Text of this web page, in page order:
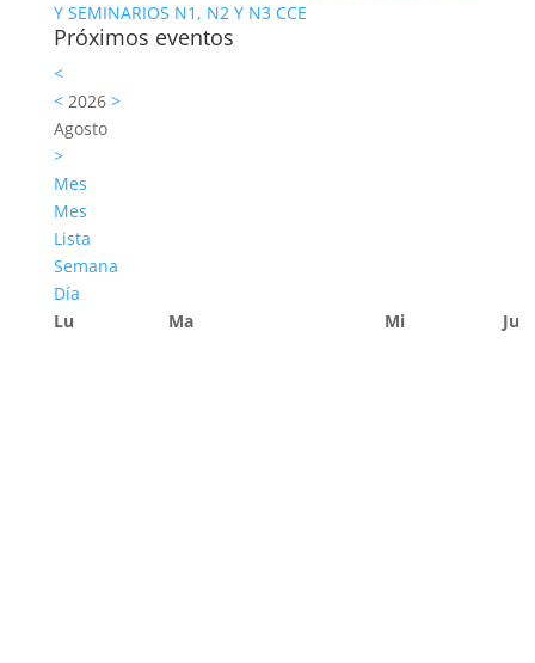
Y SEMINARIOS N1, N2 Y N3 CCE
Próximos eventos
<
<2026 >
Agosto
>
Mes
Mes
Lista
Semana
Día
Lu
Ma Mi Ju